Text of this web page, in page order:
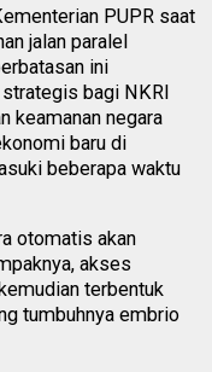
PUPR saat
jalan paralel
ini
bagi NKRI
keamanan negara
baru di
beberapa waktu
otomatis akan
akses
terbentuk
tumbuhnya embrio